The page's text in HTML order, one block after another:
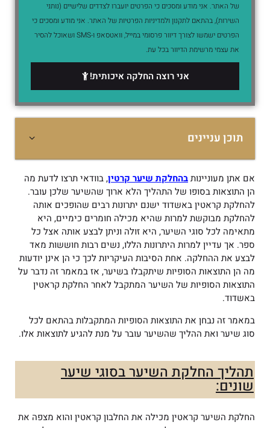
של האתר. אני מודע ומסכים כי הפרטים יועברו לצדדים שלישיים (נותני
השירות), בהתאם לתקנון ולמדיניות הפרטיות של האתר. אני מודע ומסכים כי
הפרטים ישמשו לצורך דיוור פרסומי במייל, וואטסאפ ו-SMS ושאוכל להסיר
את עצמי מרשימת הדיוור בכל עת.
אני רוצה החלקה איכותית!
תוכן עניינים
אם אתן מעוניינותבהחלקת שיער קרטין, בוודאי תרצו לדעת מה
הן התוצאות בסופו של התהליך הלא ארוך שהשיער שלכן עובר.
להחלקת קראטין באשדוד ישנם יתרונות רבים שהופכים אותה
להחלקת מבוקשת למרות שהיא מכילה חומרים כימיים, היא
מתאימה לכל סוגי השיער, היא זולה וניתן לבצע אותה אצל כל
ספר. אך עדיין למרות היתרונות הללו, נשים רבות חוששות מאד
לבצע את ההחלקה. אחת הסיבות העיקריות לכך כי הן אינן יודעות
מה הן התוצאות הסופיות שיתקבלו בשיער, אז במאמר זה נדבר על
התוצאות הסופיות של השיער המתקבל לאחר החלקת קראטין
באשדוד.
במאמר זה נבחן את התוצאות הסופיות המתקבלות בהתאם לכל
סוג שיער ואת ההליך שהשיער עובר על מנת להגיע לתוצאות אלו.
תהליך החלקת השיער בסוגי שיער
שונים:
החלקת השיער קראטין מכילה את החלבון קראטין והוא מצפה את